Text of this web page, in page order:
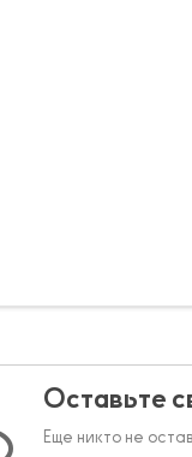
Оставьте
Еще никто не